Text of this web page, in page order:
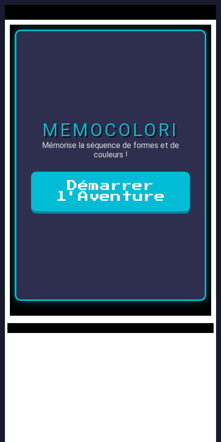
MEMOCOLORI
Mémorise la séquence de formes et de
couleurs !
Démarrer
l'Aventure